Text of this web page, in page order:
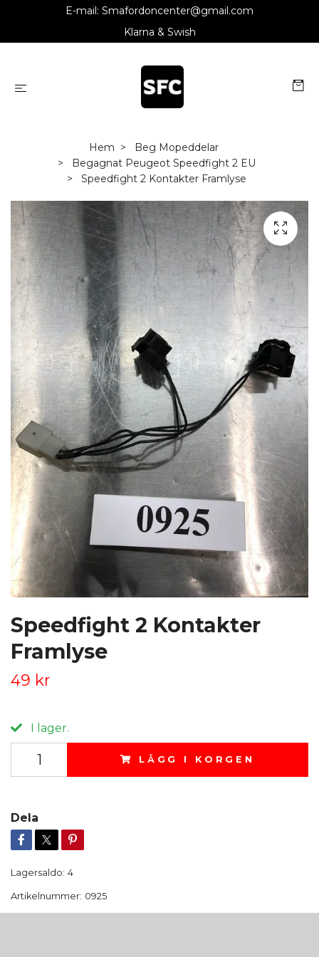
E-mail: Smafordoncenter@gmail.com
Klarna & Swish
Hem
Beg Mopeddelar
Begagnat Peugeot Speedfight 2 EU
Speedfight 2 Kontakter Framlyse
Speedfight 2 Kontakter
Framlyse
49 kr
I lager.
LÄGG I KORGEN
Dela
Lagersaldo: 4
Artikelnummer: 0925